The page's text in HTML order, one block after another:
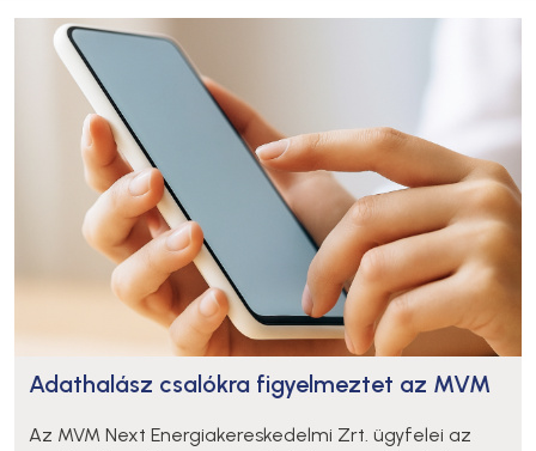
Adathalász csalókra figyelmeztet az MVM
Az MVM Next Energiakereskedelmi Zrt. ügyfelei az